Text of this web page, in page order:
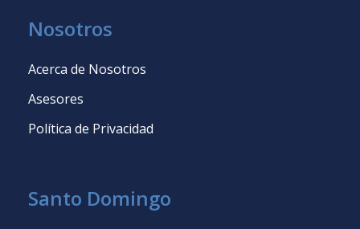
Nosotros
Acerca de Nosotros
Asesores
Política de Privacidad
Santo Domingo